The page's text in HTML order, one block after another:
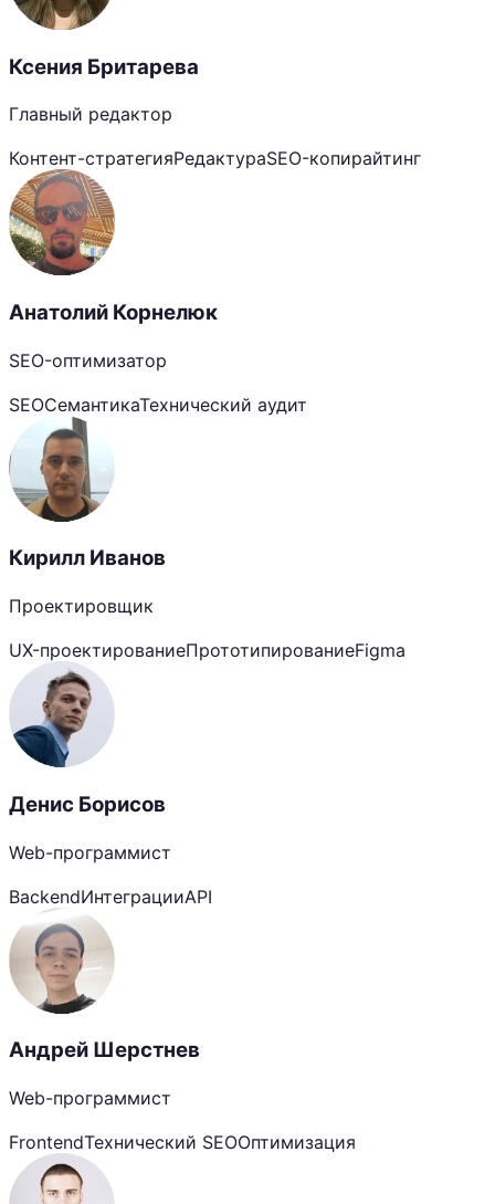
Ксения Бритарева
Главный редактор
Контент-стратегияРедактураSEO-копирайтинг
Анатолий Корнелюк
SEO-оптимизатор
SEOСемантикаТехнический аудит
Кирилл Иванов
Проектировщик
UX-проектированиеПрототипированиеFigma
Денис Борисов
Web-программист
BackendИнтеграцииAPI
Андрей Шерстнев
Web-программист
FrontendТехнический SEOОптимизация